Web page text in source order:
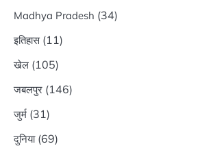
Madhya Pradesh (34)
इतिहास(11)
खेल (105)
जबलपुर (146)
जुर्म (31)
दुनिया(69)